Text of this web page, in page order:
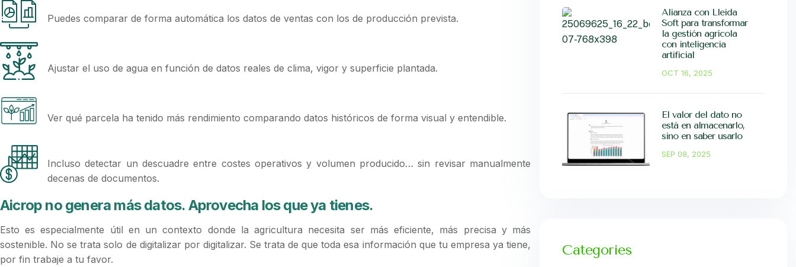
Puedes comparar de forma automática los datos de ventas con los de producción prevista.
Ajustar el uso de agua en función de datos reales de clima, vigor y superficie plantada.
Ver qué parcela ha tenido más rendimiento comparando datos históricos de forma visual y entendible.
Incluso detectar un descuadre entre costes operativos y volumen producido… sin revisar manualmente
decenas de documentos.
Aicrop no genera más datos. Aprovecha los que ya tienes.
Esto es especialmente útil en un contexto donde la agricultura necesita ser más eficiente, más precisa y más
sostenible. No se trata solo de digitalizar por digitalizar. Se trata de que toda esa información que tu empresa ya tiene,
por fin trabaje a tu favor.
Alianza con Lleida
Soft para transformar
la gestión agrícola
con inteligencia
artificial
OCT 16, 2025
El valor del dato no
está en almacenarlo,
sino en saber usarlo
SEP 08, 2025
Categories